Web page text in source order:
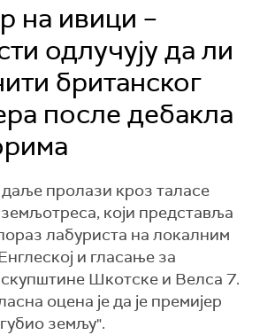
на ивици –
одлучују да ли
британског
после дебакла
даље пролази кроз таласе
који представља
лабуриста на локалним
и гласање за
Шкотске и Велса 7.
оцена је да је премијер
земљу".